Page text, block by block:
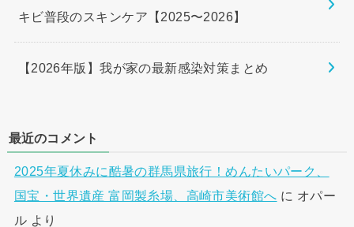
キビ普段のスキンケア【2025〜2026】
【2026年版】我が家の最新感染対策まとめ
最近のコメント
2025年夏休みに酷暑の群馬県旅行！めんたいパーク、
国宝・世界遺産 富岡製糸場、高崎市美術館へ に オパー
ル より